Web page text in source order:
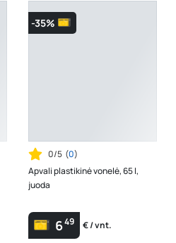
-35%
0/5 (0)
Apvali plastikinė vonelė, 65 l,
juoda
649 € / vnt.